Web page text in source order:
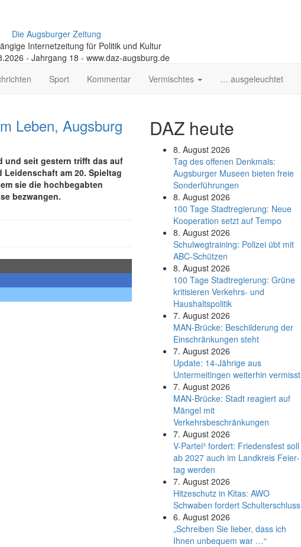
Die Augsburger Zeitung
Internetzeitung für Politik und Kultur
- Jahrgang 18 - www.daz-augsburg.de
Sport Kommentar Vermischtes … ausgeleuchtet
Leben, Augsburg
und seit gestern trifft das auf
am 20. Spieltag
sie die hochbegabten
bezwangen.
DAZ heute
8. August 2026
Tag des offenen Denkmals:
Augsburger Museen bieten freie
Sonderführungen
8. August 2026
100 Tage Stadtregierung: Neue
Kooperation setzt auf Tempo
8. August 2026
Schul­weg­trai­ning: Poli­zei übt mit
ABC-Schüt­zen
8. August 2026
100 Tage Stadtregierung: Grüne
kritisieren Verkehrs- und
Haushaltspolitik
7. August 2026
MAN-Brücke: Beschilderung der
Einschränkungen steht
7. August 2026
Update: 14-Jährige aus
Untermeitingen weiterhin vermisst
7. August 2026
MAN-Brücke: Stadt reagiert auf
Mängel mit
Verkehrsbeschränkungen
7. August 2026
V-Partei­³ fordert: Friedens­fest soll
ab 2027 auch im Land­kreis Feier­
tag werden
7. August 2026
Hitzeschutz in Kitas: AWO
Schwaben fordert Schulterschluss
6. August 2026
„Schreiben Sie lieber, dass ich
Ihnen unbequem war …“